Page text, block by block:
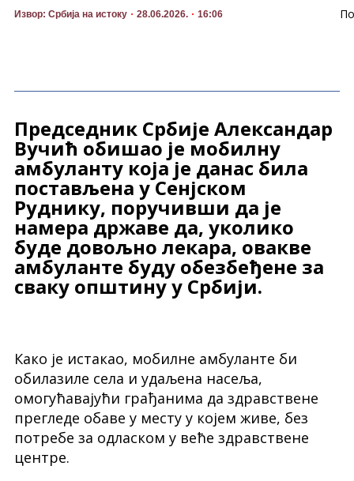
Извор: Србија на истоку 28.06.2026. 16:06
Председник Србије Александар
Вучић обишао је мобилну
амбуланту која је данас била
постављена у Сенјском
Руднику, поручивши да је
намера државе да, уколико
буде довољно лекара, овакве
амбуланте буду обезбеђене за
сваку општину у Србији.
Како је истакао, мобилне амбуланте би
обилазиле села и удаљена насеља,
омогућавајући грађанима да здравствене
прегледе обаве у месту у којем живе, без
потребе за одласком у веће здравствене
центре.